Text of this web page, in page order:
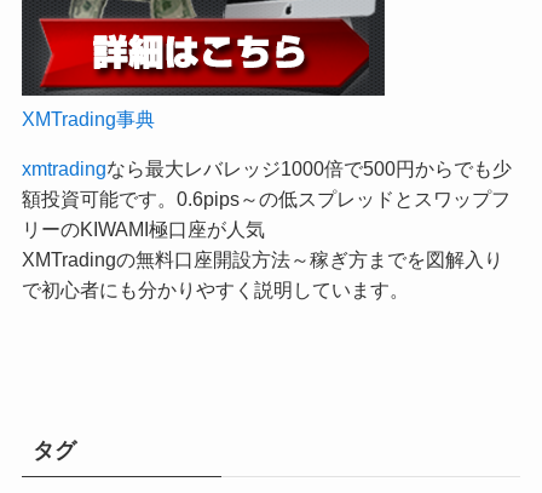
XMTrading事典
xmtradingなら最大レバレッジ1000倍で500円からでも少
額投資可能です。0.6pips～の低スプレッドとスワップフ
リーのKIWAMI極口座が人気
XMTradingの無料口座開設方法～稼ぎ方までを図解入り
で初心者にも分かりやすく説明しています。
タグ